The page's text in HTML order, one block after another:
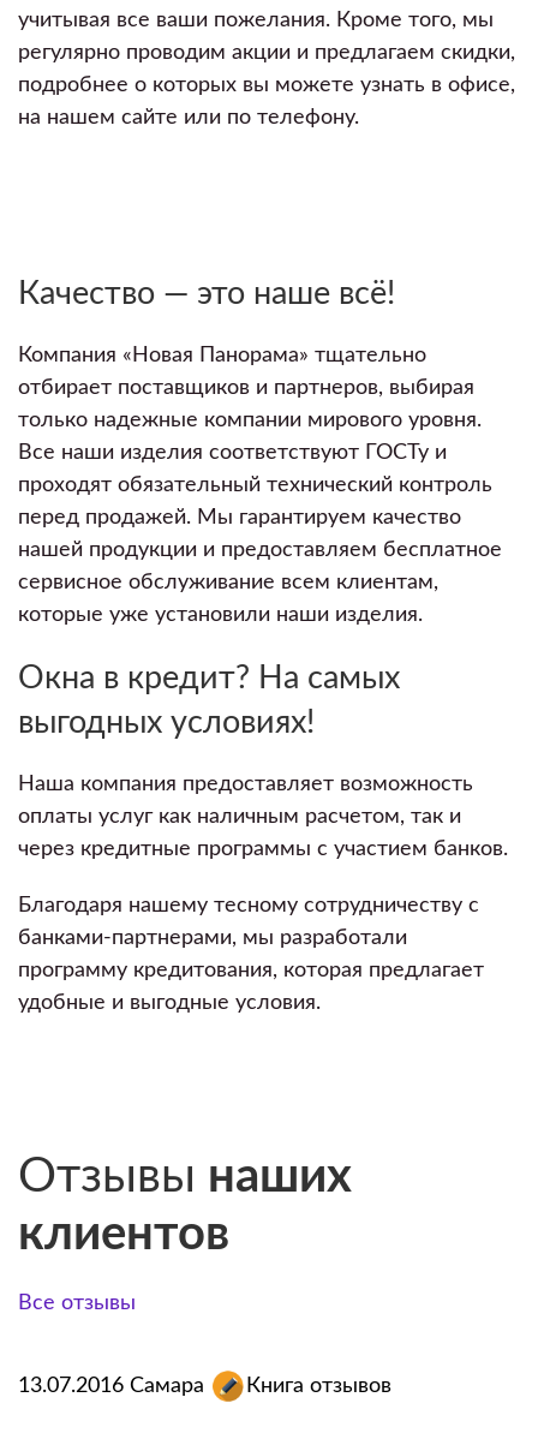
учитывая все ваши пожелания. Кроме того, мы
регулярно проводим акции и предлагаем скидки,
подробнее о которых вы можете узнать в офисе,
на нашем сайте или по телефону.
Качество — это наше всё!
Компания «Новая Панорама» тщательно
отбирает поставщиков и партнеров, выбирая
только надежные компании мирового уровня.
Все наши изделия соответствуют ГОСТу и
проходят обязательный технический контроль
перед продажей. Мы гарантируем качество
нашей продукции и предоставляем бесплатное
сервисное обслуживание всем клиентам,
которые уже установили наши изделия.
Окна в кредит? На самых
выгодных условиях!
Наша компания предоставляет возможность
оплаты услуг как наличным расчетом, так и
через кредитные программы с участием банков.
Благодаря нашему тесному сотрудничеству с
банками-партнерами, мы разработали
программу кредитования, которая предлагает
удобные и выгодные условия.
Отзывы наших
клиентов
Все отзывы
13.07.2016 Самара Книга отзывов